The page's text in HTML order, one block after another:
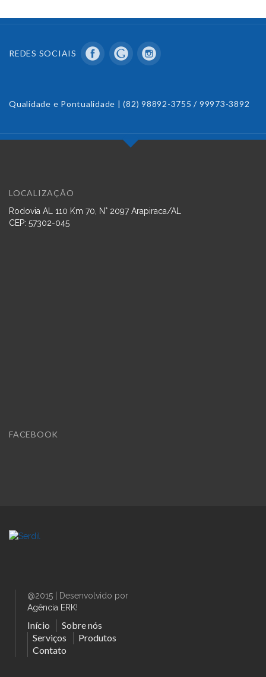
REDES SOCIAIS
Qualidade e Pontualidade | (82) 98892-3755 / 99973-3892
LOCALIZAÇÃO
Rodovia AL 110 Km 70, N° 2097 Arapiraca/AL
CEP: 57302-045
FACEBOOK
@2015 | Desenvolvido por
Agência ERK!
Início
Sobre nós
Serviços
Produtos
Contato